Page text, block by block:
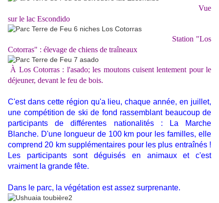
Vue
sur le lac Escondido
Station "Los
Cotorras" : élevage de chiens de traîneaux
À Los Cotorras : l'asado; les moutons cuisent lentement pour le
déjeuner, devant le feu de bois.
C'est dans cette région qu'a lieu, chaque année, en juillet,
une compétition de ski de fond rassemblant beaucoup de
participants de différentes nationalités : La Marche
Blanche. D'une longueur de 100 km pour les familles, elle
comprend 20 km supplémentaires pour les plus entraînés !
Les participants sont déguisés en animaux et c'est
vraiment la grande fête.
Dans le parc, la végétation est assez surprenante.